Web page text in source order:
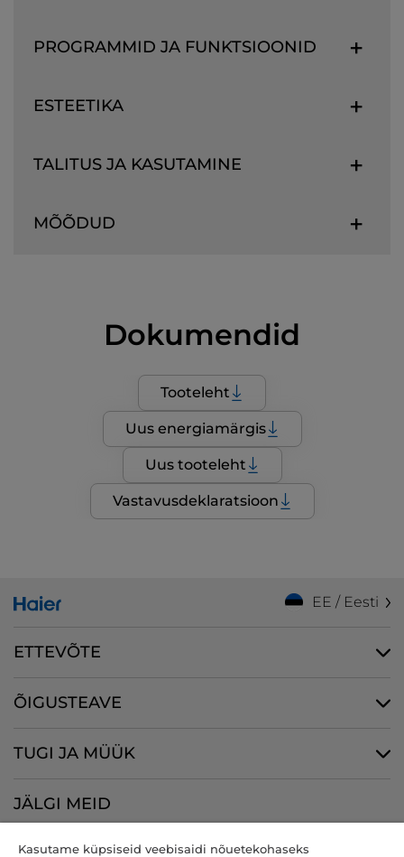
PROGRAMMID JA FUNKTSIOONID
ESTEETIKA
TALITUS JA KASUTAMINE
MÕÕDUD
Dokumendid
Tooteleht
Uus energiamärgis
Uus tooteleht
Vastavusdeklaratsioon
EE / Eesti
ETTEVÕTE
ÕIGUSTEAVE
TUGI JA MÜÜK
JÄLGI MEID
Kasutame küpsiseid veebisaidi nõuetekohaseks